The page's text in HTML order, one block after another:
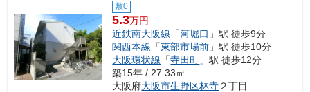
敷0
5.3万円
近鉄南大阪線 「河堀口 」駅 徒歩9分
関西本線 「東部市場前 」駅 徒歩10分
大阪環状線 「寺田町 」駅 徒歩12分
築15年 / 27.33㎡
大阪府大阪市生野区林寺２丁目